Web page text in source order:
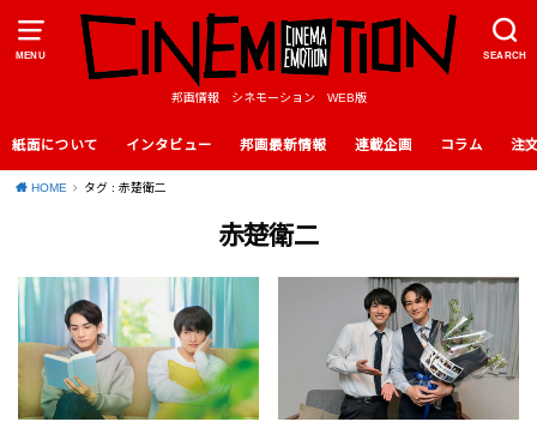
MENU SEARCH
邦画情報 シネモーション WEB版
紙面について インタビュー 邦画最新情報 連載企画 コラム 注
HOME タグ : 赤楚衛二
赤楚衛二